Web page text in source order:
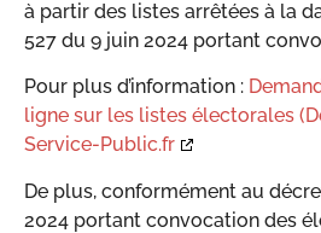
à partir des listes arrêtées à la
527 du 9 juin 2024 portant
Pour plus d’information :
ligne sur les listes électorales
Service-Public.fr
De plus, conformément au
2024 portant convocation des